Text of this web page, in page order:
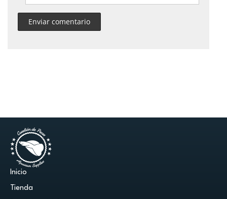
Inicio
Tienda